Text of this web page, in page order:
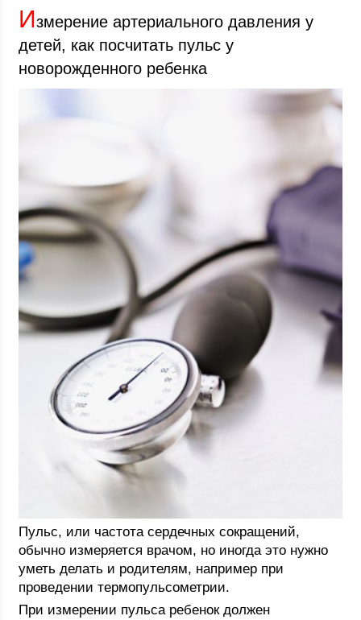
Измерение артериального давления у
детей, как посчитать пульс у
новорожденного ребенка
Пульс, или частота сердечных сокращений,
обычно измеряется врачом, но иногда это нужно
уметь делать и родителям, например при
проведении термопульсометрии.
При измерении пульса ребенок должен